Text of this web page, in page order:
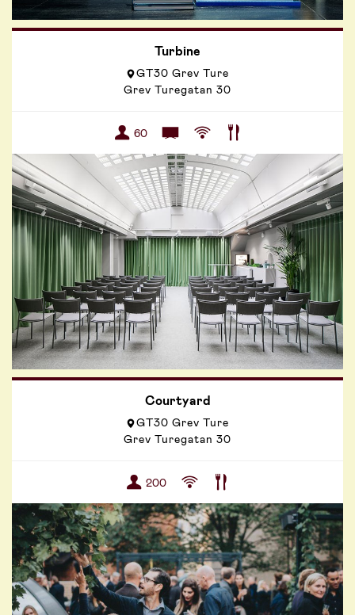
Turbine
GT30 Grev Ture
Grev Turegatan 30
60
Courtyard
GT30 Grev Ture
Grev Turegatan 30
200